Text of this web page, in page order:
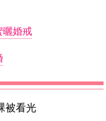
曬婚戒
被看光